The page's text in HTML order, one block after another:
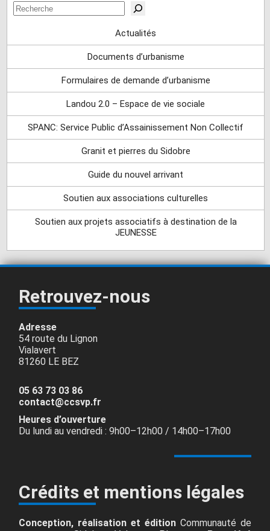
Rechercher
Actualités
Documents d’urbanisme
Formulaires de demande d’urbanisme
Landou 2.0 – Espace de vie sociale
SPANC: Service Public d’Assainissement Non Collectif
Granit et pierres du Sidobre
Guide du nouvel arrivant
Soutien aux associations culturelles
Soutien aux projets associatifs à destination de la
JEUNESSE
Retrouvez-nous
Adresse
54 route du Lignon
Vialavert
81260 LE BEZ
05 63 73 03 86
contact@ccsvp.fr
Heures d’ouverture
Du lundi au vendredi : 9h00–12h00 / 14h00–17h00
Crédits et mentions légales
Conception, réalisation et édition Communauté de